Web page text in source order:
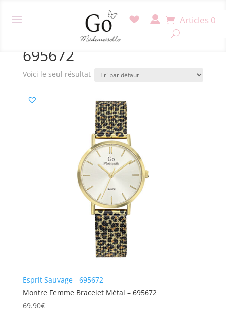
Articles 0
/ Produit Référence / 695672
695672
Voici le seul résultat
Esprit Sauvage - 695672
Montre Femme Bracelet Métal – 695672
69.90€